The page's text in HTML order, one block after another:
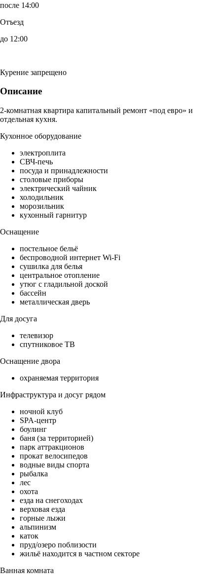
после 14:00
Отъезд
до 12:00
Курение запрещено
Описание
2-комнатная квартира капитальный ремонт «под евро» и
отдельная кухня.
Кухонное оборудование
электроплита
СВЧ-печь
посуда и принадлежности
столовые приборы
электрический чайник
холодильник
морозильник
кухонный гарнитур
Оснащение
постельное бельё
беспроводной интернет Wi-Fi
сушилка для белья
центральное отопление
утюг с гладильной доской
бассейн
металлическая дверь
Для досуга
телевизор
спутниковое ТВ
Оснащение двора
охраняемая территория
Инфраструктура и досуг рядом
ночной клуб
SPA-центр
боулинг
баня (за территорией)
парк аттракционов
прокат велосипедов
водные виды спорта
рыбалка
лес
охота
езда на снегоходах
верховая езда
горные лыжи
альпинизм
каток
пруд/озеро поблизости
жильё находится в частном секторе
Ванная комната